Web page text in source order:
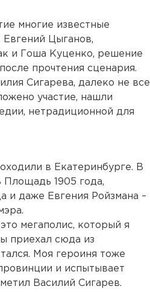
многие известные
Цыганов,
и Гоша Куценко, решение
прочтения сценария.
Сигарева, далеко не все
участие, нашли
нетрадиционной для
в Екатеринбурге. В
Площадь 1905 года,
и даже Евгения Ройзмана –
мегаполис, который я
приехал сюда из
Моя героиня тоже
и испытывает
Василий Сигарев.